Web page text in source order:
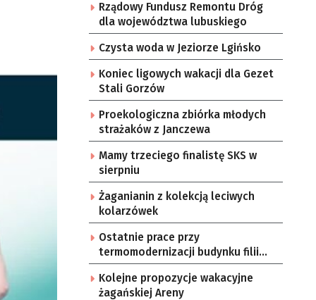
Rządowy Fundusz Remontu Dróg
dla województwa lubuskiego
Czysta woda w Jeziorze Lgińsko
Koniec ligowych wakacji dla Gezet
Stali Gorzów
Proekologiczna zbiórka młodych
strażaków z Janczewa
Mamy trzeciego finalistę SKS w
sierpniu
Żaganianin z kolekcją leciwych
kolarzówek
Ostatnie prace przy
termomodernizacji budynku filii
żarskiego przedszkola Bajka
Kolejne propozycje wakacyjne
żagańskiej Areny